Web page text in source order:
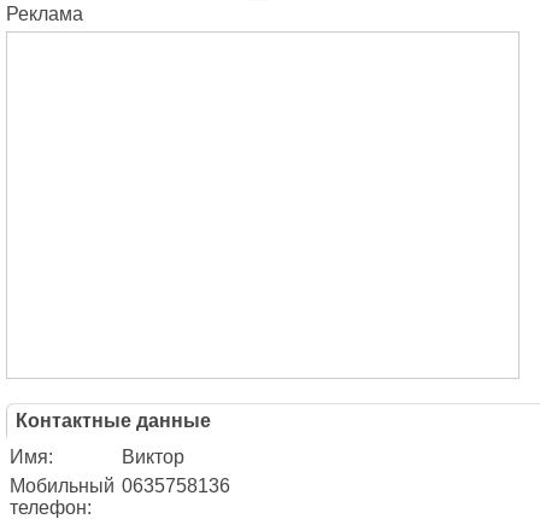
Реклама
Контактные данные
Имя:
Виктор
Мобильный
телефон:
0635758136